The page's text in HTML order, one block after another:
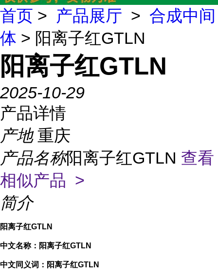
首页 > 产品展厅 > 合成中间
体 > 阳离子红GTLN
阳离子红GTLN
2025-10-29
产品详情
产地 重庆
产品名称阳离子红GTLN 查看
相似产品 >
简介
阳离子红GTLN
中文名称：阳离子红GTLN
中文同义词：阳离子红GTLN